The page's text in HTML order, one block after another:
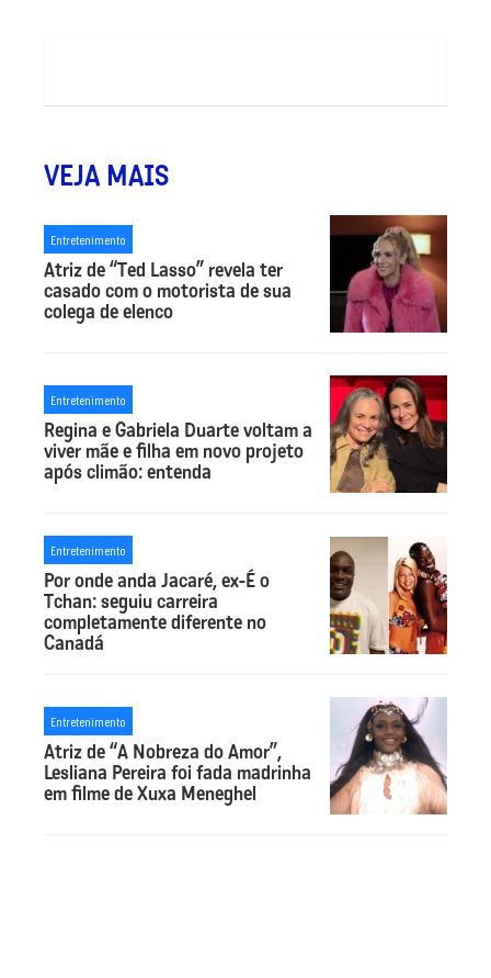
VEJA MAIS
Entretenimento
Atriz de “Ted Lasso” revela ter
casado com o motorista de sua
colega de elenco
Entretenimento
Regina e Gabriela Duarte voltam a
viver mãe e filha em novo projeto
após climão: entenda
Entretenimento
Por onde anda Jacaré, ex-É o
Tchan: seguiu carreira
completamente diferente no
Canadá
Entretenimento
Atriz de “A Nobreza do Amor”,
Lesliana Pereira foi fada madrinha
em filme de Xuxa Meneghel